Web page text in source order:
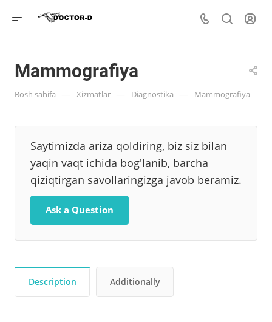
Mammografiya
Bosh sahifa — Xizmatlar — Diagnostika — Mammografiya
Saytimizda ariza qoldiring, biz siz bilan
yaqin vaqt ichida bog'lanib, barcha
qiziqtirgan savollaringizga javob beramiz.
Ask a Question
Description Additionally